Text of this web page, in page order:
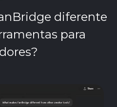
diferente
para